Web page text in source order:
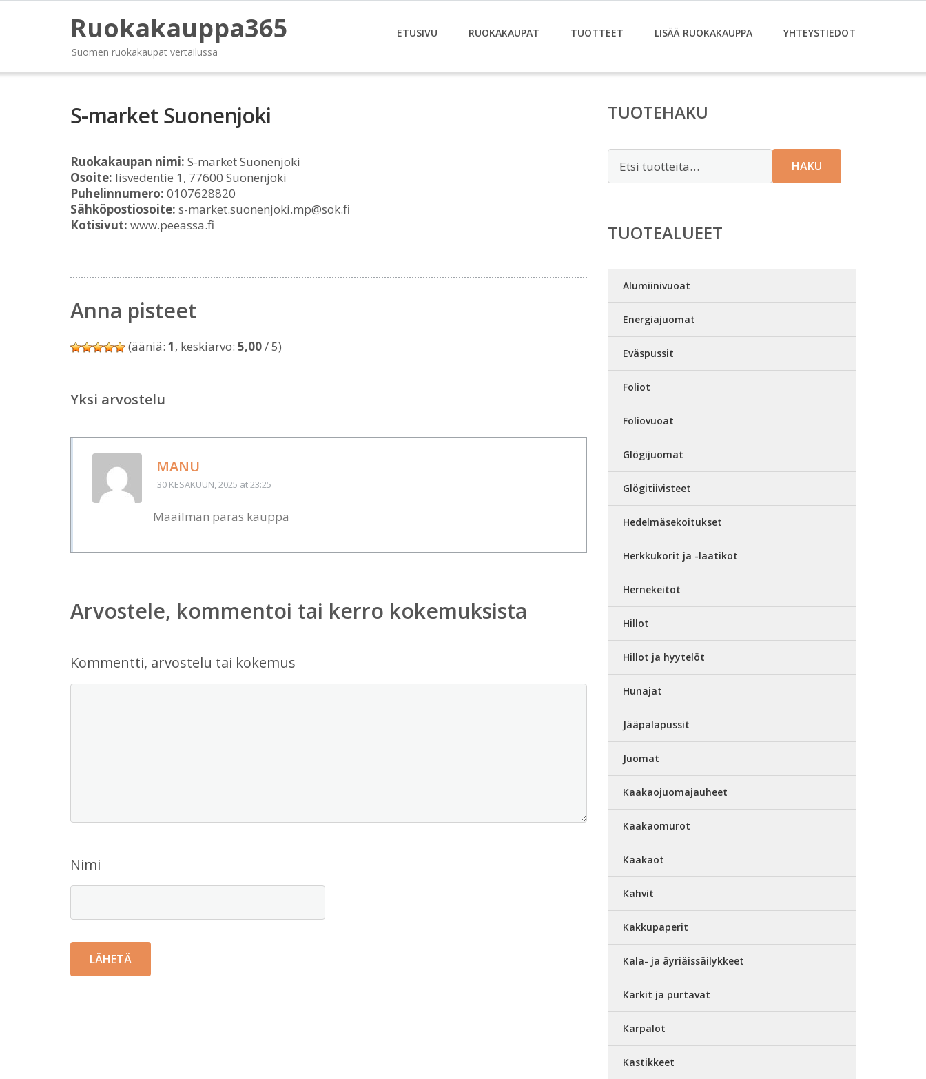
Ruokakauppa365
Suomen ruokakaupat vertailussa
ETUSIVU RUOKAKAUPAT TUOTTEET LISÄÄ RUOKAKAUPPA YHTEYSTIEDOT
S-market Suonenjoki
Ruokakaupan nimi: S-market Suonenjoki
Osoite: Iisvedentie 1, 77600 Suonenjoki
Puhelinnumero: 0107628820
Sähköpostiosoite: s-market.suonenjoki.mp@sok.fi
Kotisivut: www.peeassa.fi
Anna pisteet
(ääniä: 1, keskiarvo: 5,00/ 5)
Yksi arvostelu
MANU
30 KESÄKUUN, 2025 at 23:25
Maailman paras kauppa
Arvostele, kommentoi tai kerro kokemuksista
Kommentti, arvostelu tai kokemus
Nimi
TUOTEHAKU
HAKU
TUOTEALUEET
Alumiinivuoat
Energiajuomat
Eväspussit
Foliot
Foliovuoat
Glögijuomat
Glögitiivisteet
Hedelmäsekoitukset
Herkkukorit ja -laatikot
Hernekeitot
Hillot
Hillot ja hyytelöt
Hunajat
Jääpalapussit
Juomat
Kaakaojuomajauheet
Kaakaomurot
Kaakaot
Kahvit
Kakkupaperit
Kala- ja äyriäissäilykkeet
Karkit ja purtavat
Karpalot
Kastikkeet